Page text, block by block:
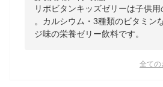
リポビタンキッズゼリーは子供
。カルシウム・3種類のビタミン
ジ味の栄養ゼリー飲料です。
全ての